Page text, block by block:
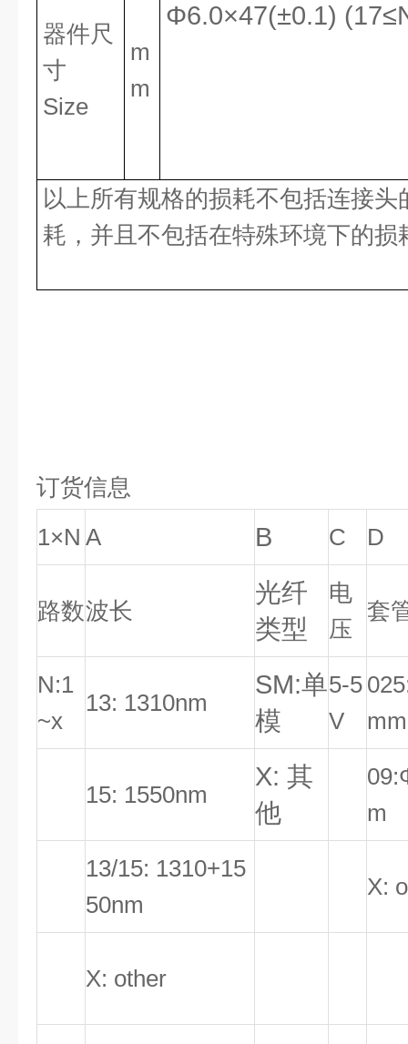
器件尺
寸
Size
m
m
Φ6.0×47(±0.1)
以上所有规格的损耗不包括连接头
耗，并且不包括在特殊环境下的损
订货信息
1×N A B C D
路数波长
光纤
类型
电
压
套
N:1
~x
13: 1310nm
SM:单
模
5-5
V
mm
15: 1550nm
X: 其
他
m
13/15: 1310+15
50nm
X:
X: other